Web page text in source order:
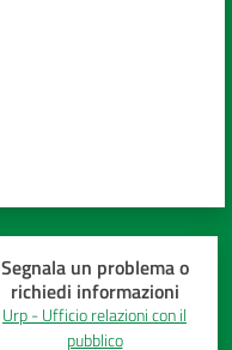
Segnala un problema o
richiedi informazioni
Urp - Ufficio relazioni con il
pubblico